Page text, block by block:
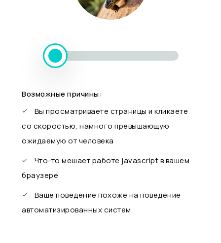
Возможные причины:
Вы просматриваете страницы и кликаете
со скоростью, намного превышающую
ожидаемую от человека
Что-то мешает работе javascript в вашем
браузере
Ваше поведение похоже на поведение
автоматизированных систем